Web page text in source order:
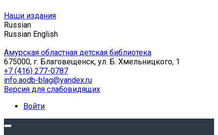
Наши издания
Russian
Russian English
Амурская областная детская библиотека
675000, г. Благовещенск, ул. Б. Хмельницкого, 1
+7 (416) 277-0787
info.aodb-blag@yandex.ru
Версия для слабовидящих
Войти